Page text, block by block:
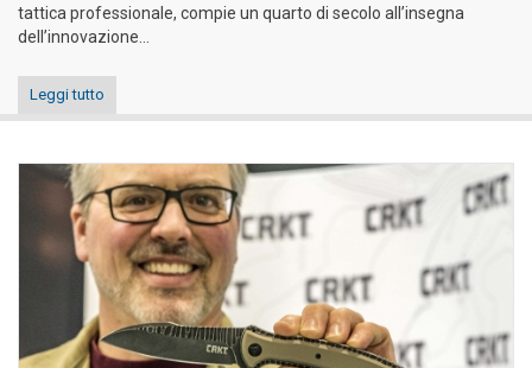
tattica professionale, compie un quarto di secolo all’insegna
dell’innovazione...
Leggi tutto